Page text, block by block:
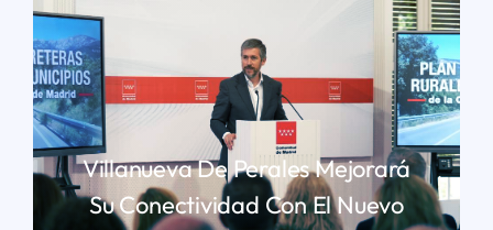
Villanueva De Perales Mejorará
Su Conectividad Con El Nuevo